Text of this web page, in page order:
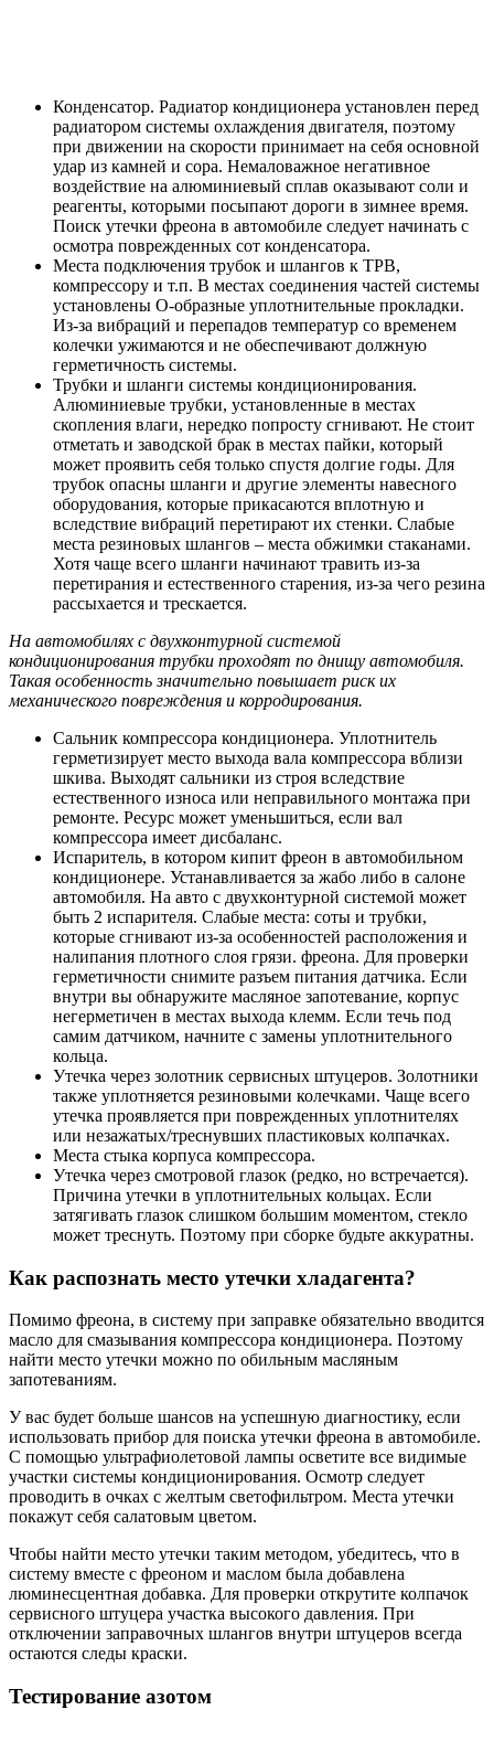
Конденсатор. Радиатор кондиционера установлен перед
радиатором системы охлаждения двигателя, поэтому
при движении на скорости принимает на себя основной
удар из камней и сора. Немаловажное негативное
воздействие на алюминиевый сплав оказывают соли и
реагенты, которыми посыпают дороги в зимнее время.
Поиск утечки фреона в автомобиле следует начинать с
осмотра поврежденных сот конденсатора.
Места подключения трубок и шлангов к ТРВ,
компрессору и т.п. В местах соединения частей системы
установлены О-образные уплотнительные прокладки.
Из-за вибраций и перепадов температур со временем
колечки ужимаются и не обеспечивают должную
герметичность системы.
Трубки и шланги системы кондиционирования.
Алюминиевые трубки, установленные в местах
скопления влаги, нередко попросту сгнивают. Не стоит
отметать и заводской брак в местах пайки, который
может проявить себя только спустя долгие годы. Для
трубок опасны шланги и другие элементы навесного
оборудования, которые прикасаются вплотную и
вследствие вибраций перетирают их стенки. Слабые
места резиновых шлангов – места обжимки стаканами.
Хотя чаще всего шланги начинают травить из-за
перетирания и естественного старения, из-за чего резина
рассыхается и трескается.
На автомобилях с двухконтурной системой
кондиционирования трубки проходят по днищу автомобиля.
Такая особенность значительно повышает риск их
механического повреждения и корродирования.
Сальник компрессора кондиционера. Уплотнитель
герметизирует место выхода вала компрессора вблизи
шкива. Выходят сальники из строя вследствие
естественного износа или неправильного монтажа при
ремонте. Ресурс может уменьшиться, если вал
компрессора имеет дисбаланс.
Испаритель, в котором кипит фреон в автомобильном
кондиционере. Устанавливается за жабо либо в салоне
автомобиля. На авто с двухконтурной системой может
быть 2 испарителя. Слабые места: соты и трубки,
которые сгнивают из-за особенностей расположения и
налипания плотного слоя грязи. фреона. Для проверки
герметичности снимите разъем питания датчика. Если
внутри вы обнаружите масляное запотевание, корпус
негерметичен в местах выхода клемм. Если течь под
самим датчиком, начните с замены уплотнительного
кольца.
Утечка через золотник сервисных штуцеров. Золотники
также уплотняется резиновыми колечками. Чаще всего
утечка проявляется при поврежденных уплотнителях
или незажатых/треснувших пластиковых колпачках.
Места стыка корпуса компрессора.
Утечка через смотровой глазок (редко, но встречается).
Причина утечки в уплотнительных кольцах. Если
затягивать глазок слишком большим моментом, стекло
может треснуть. Поэтому при сборке будьте аккуратны.
Как распознать место утечки хладагента?
Помимо фреона, в систему при заправке обязательно вводится
масло для смазывания компрессора кондиционера. Поэтому
найти место утечки можно по обильным масляным
запотеваниям.
У вас будет больше шансов на успешную диагностику, если
использовать прибор для поиска утечки фреона в автомобиле.
С помощью ультрафиолетовой лампы осветите все видимые
участки системы кондиционирования. Осмотр следует
проводить в очках с желтым светофильтром. Места утечки
покажут себя салатовым цветом.
Чтобы найти место утечки таким методом, убедитесь, что в
систему вместе с фреоном и маслом была добавлена
люминесцентная добавка. Для проверки открутите колпачок
сервисного штуцера участка высокого давления. При
отключении заправочных шлангов внутри штуцеров всегда
остаются следы краски.
Тестирование азотом